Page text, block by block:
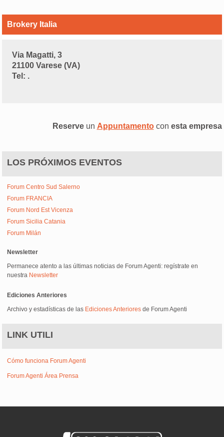
Brokery Italia
Via Magatti, 3
21100 Varese (VA)
Tel: .
Reserve un Appuntamentocon esta empresa
LOS PRÓXIMOS EVENTOS
Forum Centro Sud Salerno
Forum FRANCIA
Forum Nord Est Vicenza
Forum Sicilia Catania
Forum Milán
Newsletter
Permanece atento a las últimas noticias de Forum Agenti: regístrate en
nuestra Newsletter
Ediciones Anteriores
Archivo y estadísticas de las Ediciones Anteriores de Forum Agenti
LINK UTILI
Cómo funciona Forum Agenti
Forum Agenti Área Prensa